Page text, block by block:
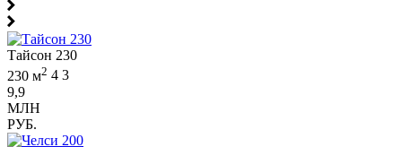
Тайсон 230
230 м2 4 3
9,9
МЛН
РУБ.